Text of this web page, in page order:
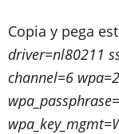
Copia y pega
driver=nl80211
channel=6 wpa=2